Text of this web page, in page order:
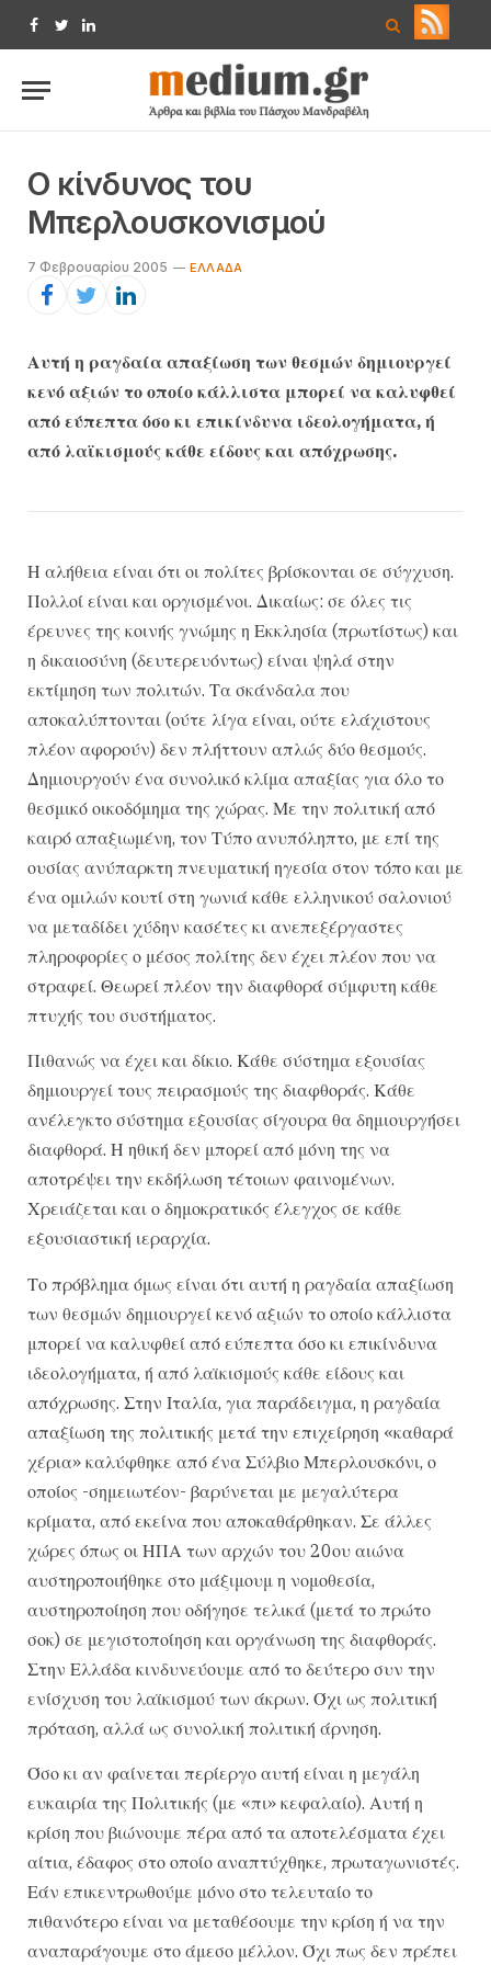
Facebook
TwitterLinkedIn
Ο κίνδυνος του
Μπερλουσκονισμού
7 Φεβρουαρίου 2005 ΕΛΛΆΔΑ
Αυτή η ραγδαία απαξίωση των θεσμών δημιουργεί
κενό αξιών το οποίο κάλλιστα μπορεί να καλυφθεί
από εύπεπτα όσο κι επικίνδυνα ιδεολογήματα, ή
από λαϊκισμούς κάθε είδους και απόχρωσης.
Η αλήθεια είναι ότι οι πολίτες βρίσκονται σε σύγχυση.
Πολλοί είναι και οργισμένοι. Δικαίως: σε όλες τις
έρευνες της κοινής γνώμης η Εκκλησία (πρωτίστως) και
η δικαιοσύνη (δευτερευόντως) είναι ψηλά στην
εκτίμηση των πολιτών. Τα σκάνδαλα που
αποκαλύπτονται (ούτε λίγα είναι, ούτε ελάχιστους
πλέον αφορούν) δεν πλήττουν απλώς δύο θεσμούς.
Δημιουργούν ένα συνολικό κλίμα απαξίας για όλο το
θεσμικό οικοδόμημα της χώρας. Με την πολιτική από
καιρό απαξιωμένη, τον Τύπο ανυπόληπτο, με επί της
ουσίας ανύπαρκτη πνευματική ηγεσία στον τόπο και με
ένα ομιλών κουτί στη γωνιά κάθε ελληνικού σαλονιού
να μεταδίδει χύδην κασέτες κι ανεπεξέργαστες
πληροφορίες ο μέσος πολίτης δεν έχει πλέον που να
στραφεί. Θεωρεί πλέον την διαφθορά σύμφυτη κάθε
πτυχής του συστήματος.
Πιθανώς να έχει και δίκιο. Κάθε σύστημα εξουσίας
δημιουργεί τους πειρασμούς της διαφθοράς. Κάθε
ανέλεγκτο σύστημα εξουσίας σίγουρα θα δημιουργήσει
διαφθορά. Η ηθική δεν μπορεί από μόνη της να
αποτρέψει την εκδήλωση τέτοιων φαινομένων.
Χρειάζεται και ο δημοκρατικός έλεγχος σε κάθε
εξουσιαστική ιεραρχία.
Το πρόβλημα όμως είναι ότι αυτή η ραγδαία απαξίωση
των θεσμών δημιουργεί κενό αξιών το οποίο κάλλιστα
μπορεί να καλυφθεί από εύπεπτα όσο κι επικίνδυνα
ιδεολογήματα, ή από λαϊκισμούς κάθε είδους και
απόχρωσης. Στην Ιταλία, για παράδειγμα, η ραγδαία
απαξίωση της πολιτικής μετά την επιχείρηση «καθαρά
χέρια» καλύφθηκε από ένα Σύλβιο Μπερλουσκόνι, ο
οποίος -σημειωτέον- βαρύνεται με μεγαλύτερα
κρίματα, από εκείνα που αποκαθάρθηκαν. Σε άλλες
χώρες όπως οι ΗΠΑ των αρχών του 20ου αιώνα
αυστηροποιήθηκε στο μάξιμουμ η νομοθεσία,
αυστηροποίηση που οδήγησε τελικά (μετά το πρώτο
σοκ) σε μεγιστοποίηση και οργάνωση της διαφθοράς.
Στην Ελλάδα κινδυνεύουμε από το δεύτερο συν την
ενίσχυση του λαϊκισμού των άκρων. Όχι ως πολιτική
πρόταση, αλλά ως συνολική πολιτική άρνηση.
Όσο κι αν φαίνεται περίεργο αυτή είναι η μεγάλη
ευκαιρία της Πολιτικής (με «πι» κεφαλαίο). Αυτή η
κρίση που βιώνουμε πέρα από τα αποτελέσματα έχει
αίτια, έδαφος στο οποίο αναπτύχθηκε, πρωταγωνιστές.
Εάν επικεντρωθούμε μόνο στο τελευταίο το
πιθανότερο είναι να μεταθέσουμε την κρίση ή να την
αναπαράγουμε στο άμεσο μέλλον. Όχι πως δεν πρέπει